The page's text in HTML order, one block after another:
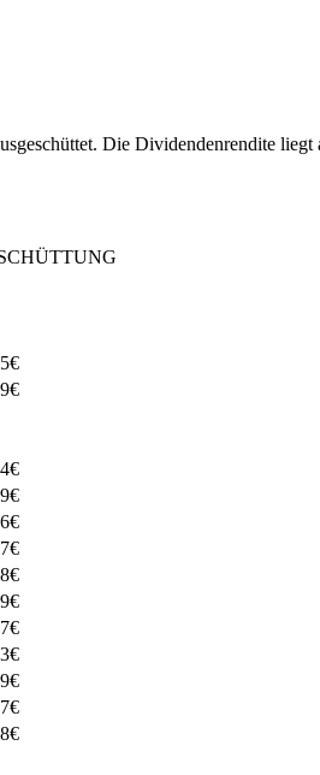
Die Dividendenrendite liegt
€
€
€
€
€
€
€
€
€
€
€
€
€